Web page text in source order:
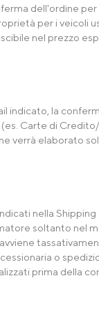
dell'ordine per
per i veicoli
nel prezzo
indicato, la
Carte di
verrà elaborato
nella Shipping
soltanto nel
o
prima della